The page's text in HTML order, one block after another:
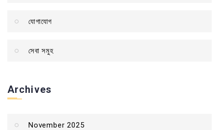
যোগাযোগ
সেবা সমুহ
Archives
November 2025